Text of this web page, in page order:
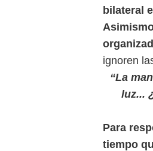
bilateral
ignoren
“La
luz...
Para
tiempo